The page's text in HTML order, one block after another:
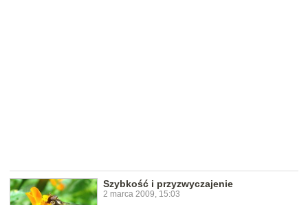
Szybkość i przyzwyczajenie
2 marca 2009, 15:03